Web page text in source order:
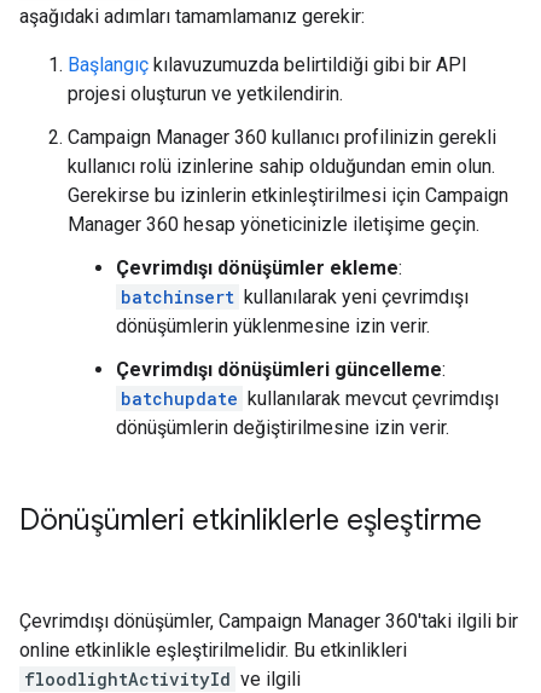
aşağıdaki adımları tamamlamanız gerekir:
Başlangıç kılavuzumuzda belirtildiği gibi bir API
projesi oluşturun ve yetkilendirin.
Campaign Manager 360 kullanıcı profilinizin gerekli
kullanıcı rolü izinlerine sahip olduğundan emin olun.
Gerekirse bu izinlerin etkinleştirilmesi için Campaign
Manager 360 hesap yöneticinizle iletişime geçin.
Çevrimdışı dönüşümler ekleme:
batchinsert kullanılarak yeni çevrimdışı
dönüşümlerin yüklenmesine izin verir.
Çevrimdışı dönüşümleri güncelleme:
batchupdate kullanılarak mevcut çevrimdışı
dönüşümlerin değiştirilmesine izin verir.
Dönüşümleri etkinliklerle eşleştirme
Çevrimdışı dönüşümler, Campaign Manager 360'taki ilgili bir
online etkinlikle eşleştirilmelidir. Bu etkinlikleri
floodlightActivityId ve ilgili